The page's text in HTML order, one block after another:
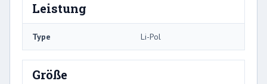
Leistung
Type Li-Pol
Größe